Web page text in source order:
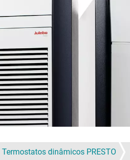
Termostatos dinâmicos PRESTO